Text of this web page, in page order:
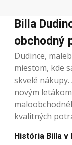
Billa
obchodný
Dudince,
miestom, kde
skvelé
novým
kvalitných
História Billa v